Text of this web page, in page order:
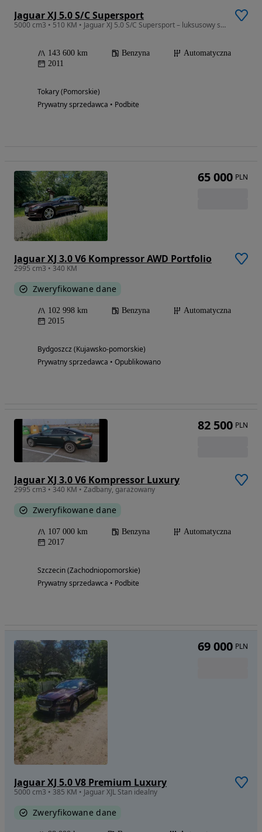
Jaguar XJ 5.0 S/C Supersport
5000 cm3 • 510 KM • Jaguar XJ 5.0 S/C Supersport – luksusowy sedan z 2011 roku
143 600 km Benzyna
Automatyczna
2011
Tokary (Pomorskie)
Prywatny sprzedawca • Podbite
Jaguar XJ 3.0 V6 Kompressor AWD Portfolio
2995 cm3 • 340 KM
Zweryfikowane dane
102 998 km Benzyna
Automatyczna
2015
Bydgoszcz (Kujawsko-pomorskie)
Prywatny sprzedawca • Opublikowano
65 000 PLN
Jaguar XJ 3.0 V6 Kompressor Luxury
2995 cm3 • 340 KM • Zadbany, garażowany
Zweryfikowane dane
107 000 km Benzyna
Automatyczna
2017
Szczecin (Zachodniopomorskie)
Prywatny sprzedawca • Podbite
82 500 PLN
Jaguar XJ 5.0 V8 Premium Luxury
5000 cm3 • 385 KM • Jaguar XJL Stan idealny
Zweryfikowane dane
69 000 PLN